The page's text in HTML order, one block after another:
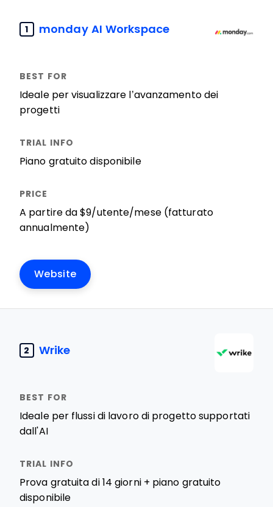
1 monday AI Workspace
Ideale per visualizzare l’avanzamento dei
progetti
Piano gratuito disponibile
A partire da $9/utente/mese (fatturato
annualmente)
Website
2 Wrike
Ideale per flussi di lavoro di progetto supportati
dall'AI
Prova gratuita di 14 giorni + piano gratuito
disponibile